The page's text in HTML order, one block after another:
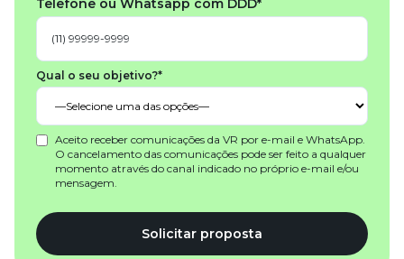
Telefone ou Whatsapp com DDD*
Qual o seu objetivo?*
Aceito receber comunicações da VR por e-mail e WhatsApp.
O cancelamento das comunicações pode ser feito a qualquer
momento através do canal indicado no próprio e-mail e/ou
mensagem.
Solicitar proposta